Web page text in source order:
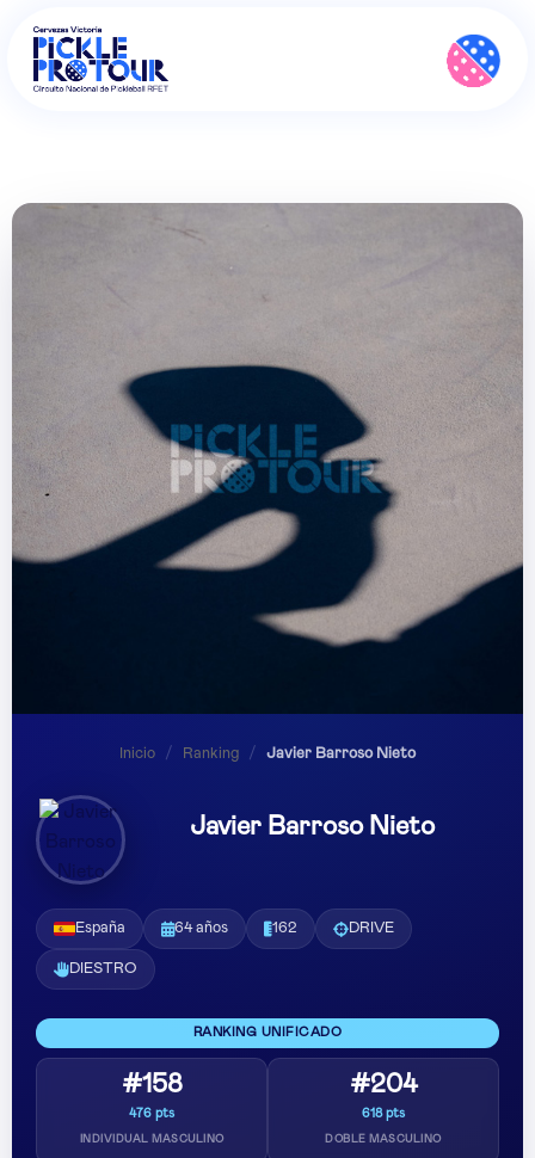
Inicio / Ranking / Javier Barroso Nieto
Javier Barroso Nieto
España 64 años 162 DRIVE
DIESTRO
RANKING UNIFICADO
#158
476 pts
INDIVIDUAL MASCULINO
#204
618 pts
DOBLE MASCULINO